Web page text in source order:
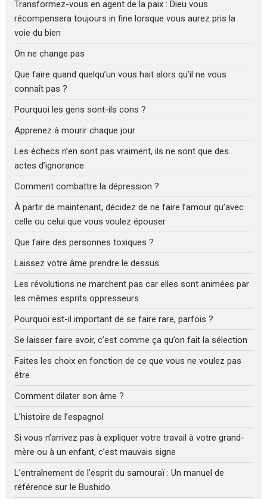
Transformez-vous en agent de la paix : Dieu vous
récompensera toujours in fine lorsque vous aurez pris la
voie du bien
On ne change pas
Que faire quand quelqu’un vous hait alors qu’il ne vous
connaît pas ?
Pourquoi les gens sont-ils cons ?
Apprenez à mourir chaque jour
Les échecs n’en sont pas vraiment, ils ne sont que des
actes d’ignorance
Comment combattre la dépression ?
À partir de maintenant, décidez de ne faire l’amour qu’avec
celle ou celui que vous voulez épouser
Que faire des personnes toxiques ?
Laissez votre âme prendre le dessus
Les révolutions ne marchent pas car elles sont animées par
les mêmes esprits oppresseurs
Pourquoi est-il important de se faire rare, parfois ?
Se laisser faire avoir, c’est comme ça qu’on fait la sélection
Faites les choix en fonction de ce que vous ne voulez pas
être
Comment dilater son âme ?
L’histoire de l’espagnol
Si vous n’arrivez pas à expliquer votre travail à votre grand-
mère ou à un enfant, c’est mauvais signe
L’entraînement de l’esprit du samouraï : Un manuel de
référence sur le Bushido